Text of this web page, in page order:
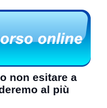
non esitare a
al più